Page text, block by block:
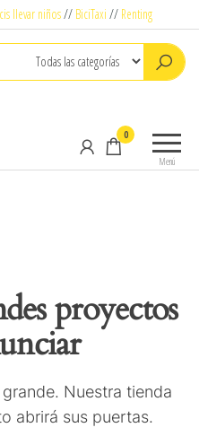
llevar niños// BiciTaxi // Renting
Menú
0
proyectos
Nuestra tienda
abrirá sus puertas.